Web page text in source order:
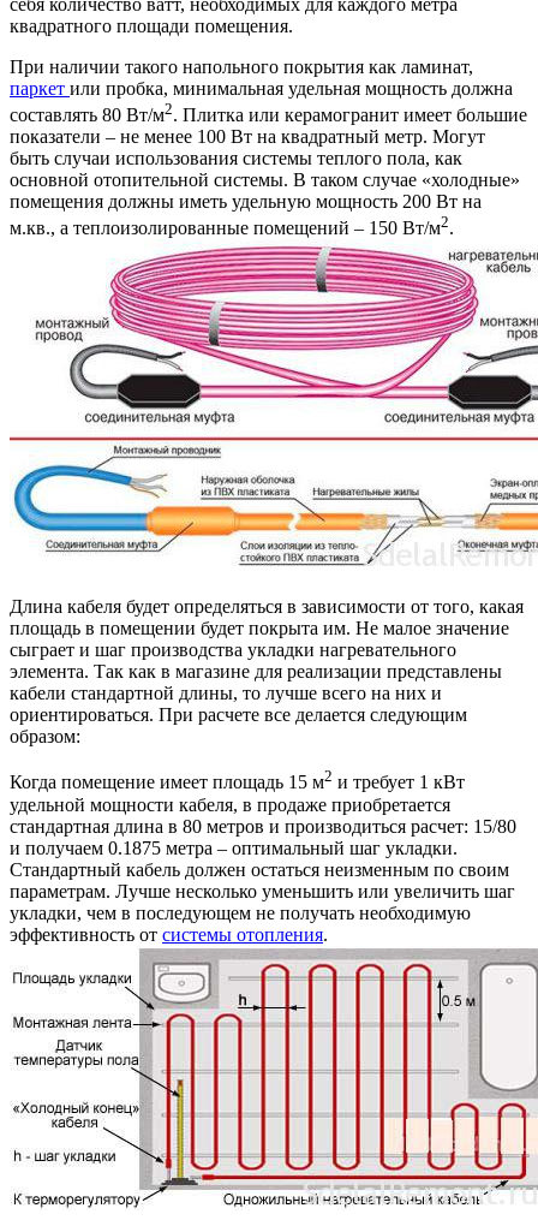
квадратного площади помещения.
При наличии такого напольного покрытия как ламинат,
паркет или пробка, минимальная удельная мощность должна
составлять 80 Вт/м2. Плитка или керамогранит имеет большие
показатели – не менее 100 Вт на квадратный метр. Могут
быть случаи использования системы теплого пола, как
основной отопительной системы. В таком случае «холодные»
помещения должны иметь удельную мощность 200 Вт на
м.кв., а теплоизолированные помещений – 150 Вт/м2.
Длина кабеля будет определяться в зависимости от того, какая
площадь в помещении будет покрыта им. Не малое значение
сыграет и шаг производства укладки нагревательного
элемента. Так как в магазине для реализации представлены
кабели стандартной длины, то лучше всего на них и
ориентироваться. При расчете все делается следующим
образом:
Когда помещение имеет площадь 15 м2 и требует 1 кВт
удельной мощности кабеля, в продаже приобретается
стандартная длина в 80 метров и производиться расчет: 15/80
и получаем 0.1875 метра – оптимальный шаг укладки.
Стандартный кабель должен остаться неизменным по своим
параметрам. Лучше несколько уменьшить или увеличить шаг
укладки, чем в последующем не получать необходимую
эффективность от системы отопления.